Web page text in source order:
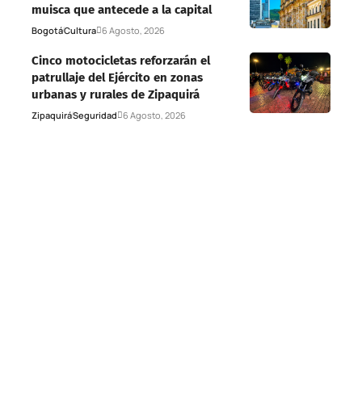
muisca que antecede a la capital
BogotáCultura 6 Agosto, 2026
Cinco motocicletas reforzarán el
patrullaje del Ejército en zonas
urbanas y rurales de Zipaquirá
ZipaquiráSeguridad 6 Agosto, 2026